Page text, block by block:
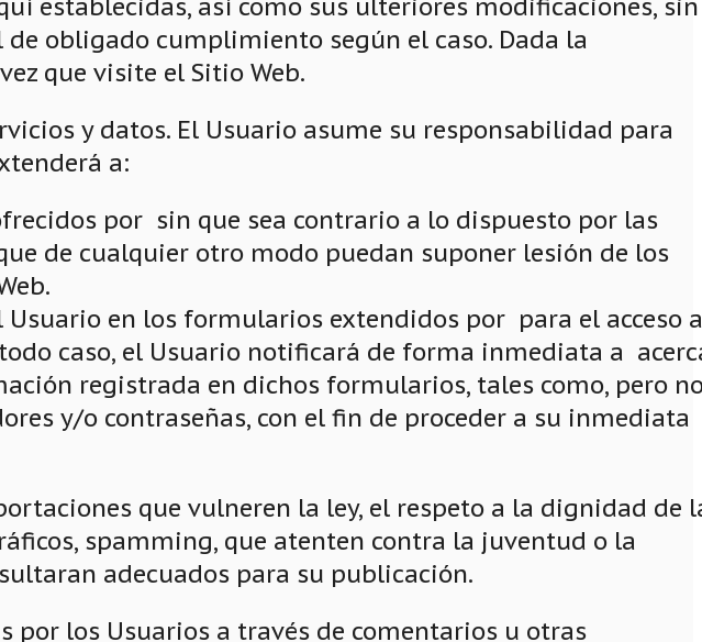
establecidas, así como sus ulteriores modificaciones, sin
obligado cumplimiento según el caso. Dada la
que visite el Sitio Web.
y datos. El Usuario asume su responsabilidad para
a:
por sin que sea contrario a lo dispuesto por las
de cualquier otro modo puedan suponer lesión de los
en los formularios extendidos por para el acceso
caso, el Usuario notificará de forma inmediata a
registrada en dichos formularios, tales como, pero
y/o contraseñas, con el fin de proceder a su inmediata
que vulneren la ley, el respeto a la dignidad de
spamming, que atenten contra la juventud o la
adecuados para su publicación.
por los Usuarios a través de comentarios u otras